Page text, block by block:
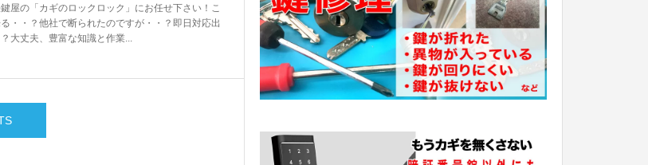
屋の「カギのロックロック」にお任せ下さい！こ
・・？他社で断られたのですが・・？即日対応出
大丈夫、豊富な知識と作業...